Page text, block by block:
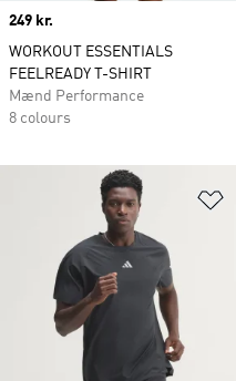
Price
249 kr.
WORKOUT ESSENTIALS
FEELREADY T-SHIRT
Mænd Performance
8 colours